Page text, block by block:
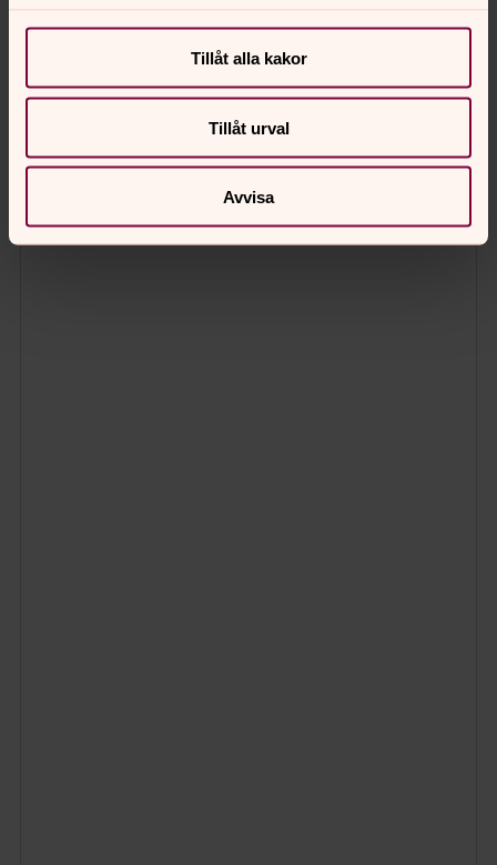
Tillåt alla kakor
Tillåt urval
Avvisa